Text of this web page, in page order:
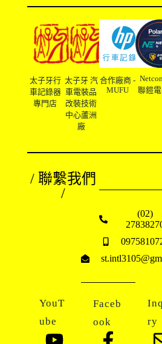
太子牙行
車記錄器
專門店
太子牙 汽
車電裝品
改裝技術
中心蘆洲
廠
合作廠商 -
MUFU
聯鎧
/ 聯繫我們
/
(02)
YouT
ube
Faceb
ook
ry